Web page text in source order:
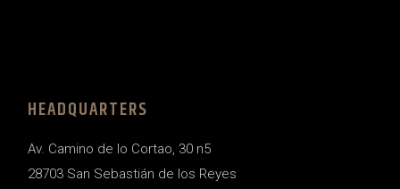
HEADQUARTERS
Av. Camino de lo Cortao, 30 n5
28703 San Sebastián de los Reyes